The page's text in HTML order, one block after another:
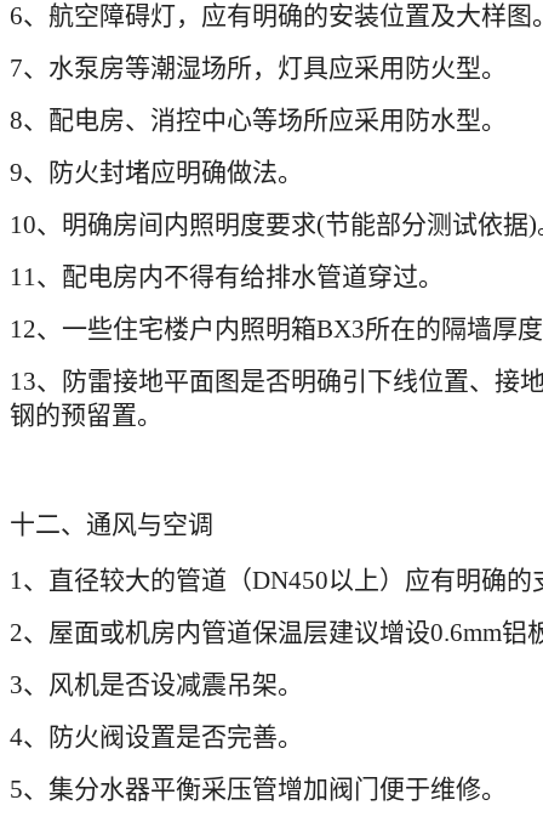
6、航空障碍灯，应有明确的安装位置及大样图
7、水泵房等潮湿场所，灯具应采用防火型。
8、配电房、消控中心等场所应采用防水型。
9、防火封堵应明确做法。
10、明确房间内照明度要求(节能部分测试依据)
11、配电房内不得有给排水管道穿过。
12、一些住宅楼户内照明箱BX3所在的隔墙厚
13、防雷接地平面图是否明确引下线位置、接
钢的预留置。
十二、 通风与空调
1、直径较大的管道（DN450以上）应有明确
2、屋面或机房内管道保温层建议增设0.6mm铝
3、风机是否设减震吊架。
4、防火阀设置是否完善。
5、集分水器平衡采压管增加阀门便于维修。